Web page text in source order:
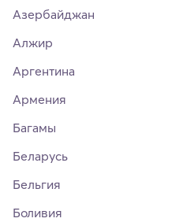
Азербайджан
Алжир
Аргентина
Армения
Багамы
Беларусь
Бельгия
Боливия